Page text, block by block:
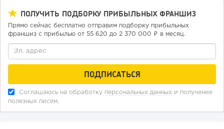
Конференции августа 2026: лучшие мероприятия месяца
для бизнеса,...
ПОЛУЧИТЬ ПОДБОРКУ ПРИБЫЛЬНЫХ ФРАНШИЗ
Прямо сейчас бесплатно отправим подборку прибыльных
франшиз с прибылью от 55 620 до 2 370 000 ₽ в месяц.
Соглашаюсь на обработку персональных данных и получение
полезных писем.